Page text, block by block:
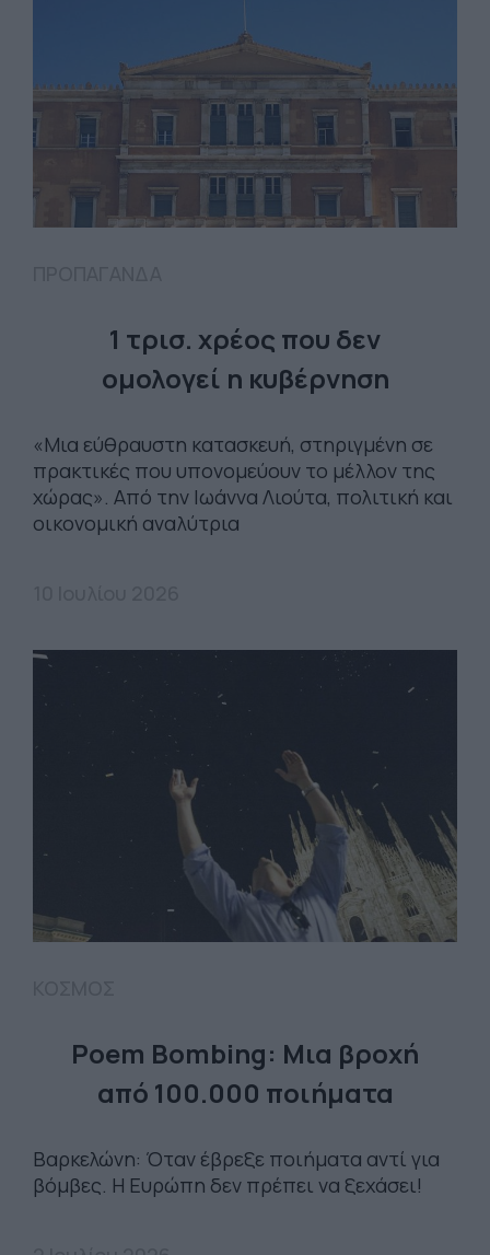
1 τρισ. χρέος που δεν
ομολογεί η κυβέρνηση
«Μια εύθραυστη κατασκευή, στηριγμένη σε
πρακτικές που υπονομεύουν το μέλλον της
χώρας». Από την Ιωάννα Λιούτα, πολιτική και
οικονομική αναλύτρια
Poem Bombing: Mια βροχή
από 100.000 ποιήματα
Βαρκελώνη: Όταν έβρεξε ποιήματα αντί για
βόμβες. Η Ευρώπη δεν πρέπει να ξεχάσει!